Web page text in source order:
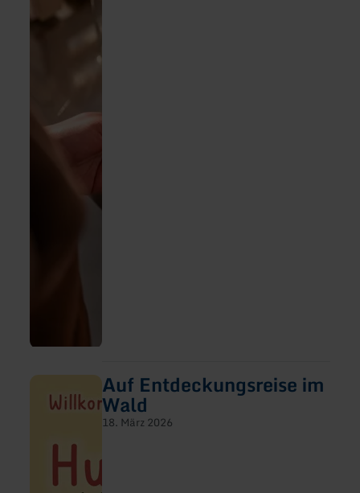
Auf Entdeckungsreise im
Wald
18. März 2026
mehr
erfahren